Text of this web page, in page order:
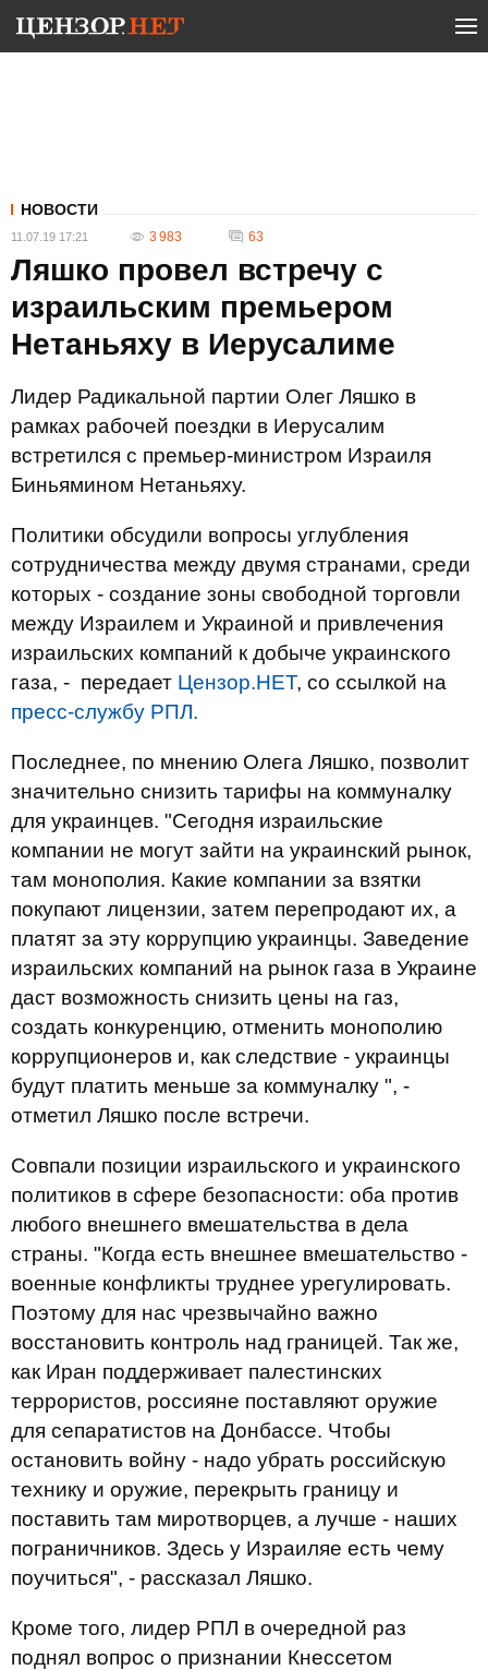
НОВОСТИ
11.07.19 17:21 3 983 63
Ляшко провел встречу с
израильским премьером
Нетаньяху в Иерусалиме
Лидер Радикальной партии Олег Ляшко в
рамках рабочей поездки в Иерусалим
встретился с премьер-министром Израиля
Биньямином Нетаньяху.
Политики обсудили вопросы углубления
сотрудничества между двумя странами, среди
которых - создание зоны свободной торговли
между Израилем и Украиной и привлечения
израильских компаний к добыче украинского
газа, - передает Цензор.НЕТ, со ссылкой на
пресс-службу РПЛ.
Последнее, по мнению Олега Ляшко, позволит
значительно снизить тарифы на коммуналку
для украинцев. "Сегодня израильские
компании не могут зайти на украинский рынок,
там монополия. Какие компании за взятки
покупают лицензии, затем перепродают их, а
платят за эту коррупцию украинцы. Заведение
израильских компаний на рынок газа в Украине
даст возможность снизить цены на газ,
создать конкуренцию, отменить монополию
коррупционеров и, как следствие - украинцы
будут платить меньше за коммуналку ", -
отметил Ляшко после встречи.
Совпали позиции израильского и украинского
политиков в сфере безопасности: оба против
любого внешнего вмешательства в дела
страны. "Когда есть внешнее вмешательство -
военные конфликты труднее урегулировать.
Поэтому для нас чрезвычайно важно
восстановить контроль над границей. Так же,
как Иран поддерживает палестинских
террористов, россияне поставляют оружие
для сепаратистов на Донбассе. Чтобы
остановить войну - надо убрать российскую
технику и оружие, перекрыть границу и
поставить там миротворцев, а лучше - наших
пограничников. Здесь у Израиляе есть чему
поучиться", - рассказал Ляшко.
Кроме того, лидер РПЛ в очередной раз
поднял вопрос о признании Кнессетом